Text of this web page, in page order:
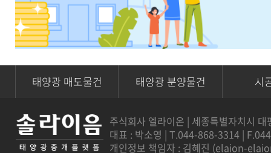
태양광 매도물건 태양광 분양물건 시
주식회사 엘라이온 | 세종특별자치시
대표 : 박소영 | T.044-868-3314 |
개인정보 책임자 : 김혜진 (elaion-